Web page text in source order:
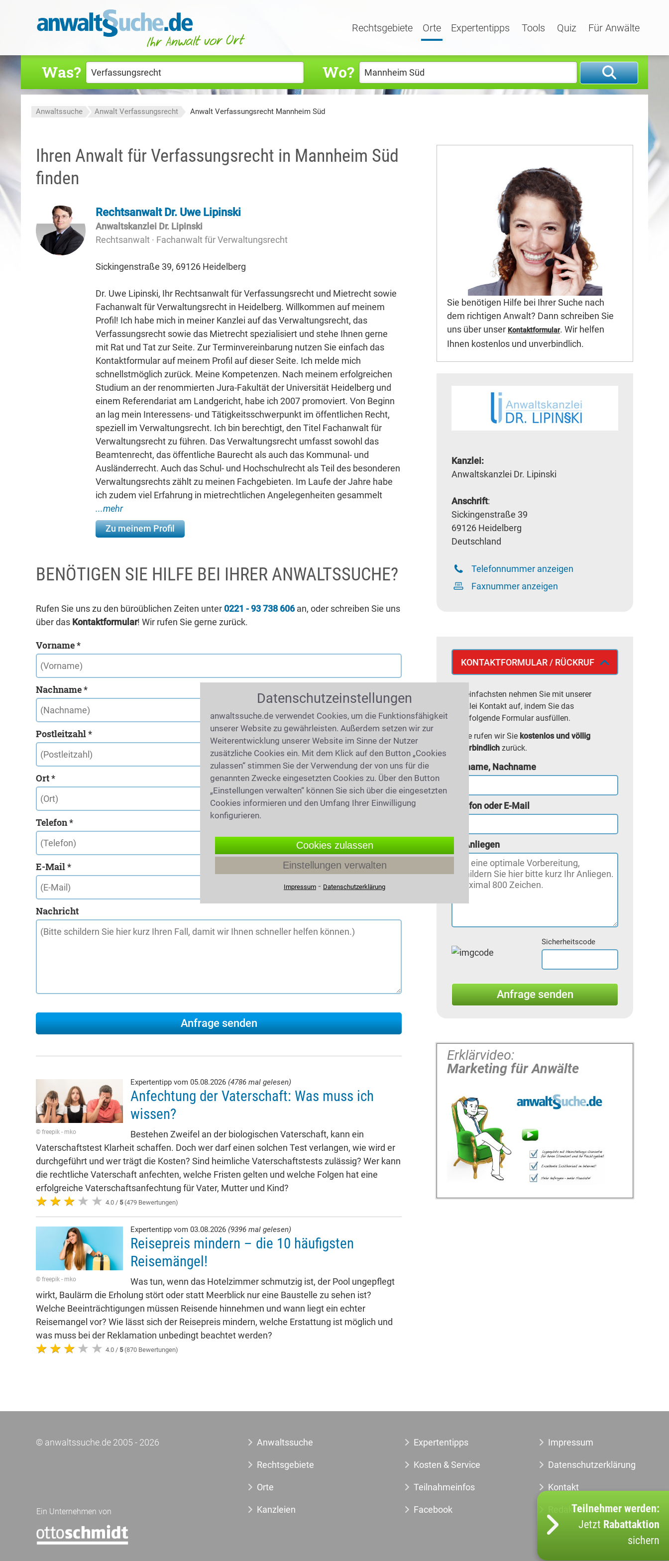
Rechtsgebiete Orte Expertentipps Tools Quiz Für Anwälte
Was? Wo?
Anwaltssuche Anwalt Verfassungsrecht Anwalt Verfassungsrecht Mannheim Süd
Ihren Anwalt für Verfassungsrecht in Mannheim Süd
finden
Rechtsanwalt Dr. Uwe Lipinski
Anwaltskanzlei Dr. Lipinski
Rechtsanwalt · Fachanwalt für Verwaltungsrecht
Sickingenstraße 39, 69126 Heidelberg
Dr. Uwe Lipinski, Ihr Rechtsanwalt für Verfassungsrecht und Mietrecht sowie
Fachanwalt für Verwaltungsrecht in Heidelberg. Willkommen auf meinem
Profil! Ich habe mich in meiner Kanzlei auf das Verwaltungsrecht, das
Verfassungsrecht sowie das Mietrecht spezialisiert und stehe Ihnen gerne
mit Rat und Tat zur Seite. Zur Terminvereinbarung nutzen Sie einfach das
Kontaktformular auf meinem Profil auf dieser Seite. Ich melde mich
schnellstmöglich zurück. Meine Kompetenzen. Nach meinem erfolgreichen
Studium an der renommierten Jura-Fakultät der Universität Heidelberg und
einem Referendariat am Landgericht, habe ich 2007 promoviert. Von Beginn
an lag mein Interessens- und Tätigkeitsschwerpunkt im öffentlichen Recht,
speziell im Verwaltungsrecht. Ich bin berechtigt, den Titel Fachanwalt für
Verwaltungsrecht zu führen. Das Verwaltungsrecht umfasst sowohl das
Beamtenrecht, das öffentliche Baurecht als auch das Kommunal- und
Ausländerrecht. Auch das Schul- und Hochschulrecht als Teil des besonderen
Verwaltungsrechts zählt zu meinen Fachgebieten. Im Laufe der Jahre habe
ich zudem viel Erfahrung in mietrechtlichen Angelegenheiten gesammelt
...mehr
Zu meinem Profil
BENÖTIGEN SIE HILFE BEI IHRER ANWALTSSUCHE?
Rufen Sie uns zu den büroüblichen Zeiten unter 0221 - 93 738 606an, oder schreiben Sie uns
über das Kontaktformular! Wir rufen Sie gerne zurück.
Vorname *
Nachname *
Postleitzahl *
Ort *
Telefon *
E-Mail *
Nachricht
© freepik - mko
Expertentipp vom 05.08.2026 (4786 mal gelesen)
Anfechtung der Vaterschaft: Was muss ich
wissen?
Bestehen Zweifel an der biologischen Vaterschaft, kann ein
Vaterschaftstest Klarheit schaffen. Doch wer darf einen solchen Test verlangen, wie wird er
durchgeführt und wer trägt die Kosten? Sind heimliche Vaterschaftstests zulässig? Wer kann
die rechtliche Vaterschaft anfechten, welche Fristen gelten und welche Folgen hat eine
erfolgreiche Vaterschaftsanfechtung für Vater, Mutter und Kind?
4.0 / 5(479 Bewertungen)
© freepik - mko
Expertentipp vom 03.08.2026 (9396 mal gelesen)
Reisepreis mindern – die 10 häufigsten
Reisemängel!
Was tun, wenn das Hotelzimmer schmutzig ist, der Pool ungepflegt
wirkt, Baulärm die Erholung stört oder statt Meerblick nur eine Baustelle zu sehen ist?
Welche Beeinträchtigungen müssen Reisende hinnehmen und wann liegt ein echter
Reisemangel vor? Wie lässt sich der Reisepreis mindern, welche Erstattung ist möglich und
was muss bei der Reklamation unbedingt beachtet werden?
4.0 / 5(870 Bewertungen)
Teilnehmer werden:
Jetzt Rabattaktion
sichern
Sie benötigen Hilfe bei Ihrer Suche nach
dem richtigen Anwalt? Dann schreiben Sie
uns über unser Kontaktformular. Wir helfen
Ihnen kostenlos und unverbindlich.
Kanzlei:
Anwaltskanzlei Dr. Lipinski
Anschrift:
Sickingenstraße 39
69126 Heidelberg
Deutschland
Telefonnummer anzeigen
Faxnummer anzeigen
KONTAKTFORMULAR / RÜCKRUF
Am einfachsten nehmen Sie mit unserer
Kanzlei Kontakt auf, indem Sie das
nachfolgende Formular ausfüllen.
Gerne rufen wir Sie kostenlos und völlig
unverbindlich zurück.
Vorname, Nachname
Telefon oder E-Mail
Ihr Anliegen
Sicherheitscode
Erklärvideo:
Marketing für Anwälte
© anwaltssuche.de 2005 - 2026
Ein Unternehmen von
Anwaltssuche
Rechtsgebiete
Orte
Kanzleien
Expertentipps
Kosten & Service
Teilnahmeinfos
Facebook
Impressum
Datenschutzerklärung
Kontakt
Redaktion
Datenschutzeinstellungen
anwaltssuche.de verwendet Cookies, um die Funktionsfähigkeit
unserer Website zu gewährleisten. Außerdem setzen wir zur
Weiterentwicklung unserer Website im Sinne der Nutzer
zusätzliche Cookies ein. Mit dem Klick auf den Button „Cookies
zulassen“ stimmen Sie der Verwendung der von uns für die
genannten Zwecke eingesetzten Cookies zu. Über den Button
„Einstellungen verwalten“ können Sie sich über die eingesetzten
Cookies informieren und den Umfang Ihrer Einwilligung
konfigurieren.
Cookies zulassen
Einstellungen verwalten
Impressum ⁃ Datenschutzerklärung